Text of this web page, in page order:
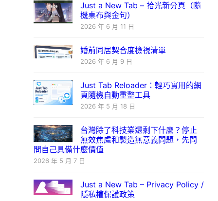
Just a New Tab – 拾光新分頁（隨
機桌布與金句）
2026 年 6 月 11 日
婚前同居契合度檢視清單
2026 年 6 月 9 日
Just Tab Reloader：輕巧實用的網
頁隨機自動重整工具
2026 年 5 月 18 日
台灣除了科技業還剩下什麼？停止
無效焦慮和製造無意義問題，先問
問自己具備什麼價值
2026 年 5 月 7 日
Just a New Tab – Privacy Policy /
隱私權保護政策